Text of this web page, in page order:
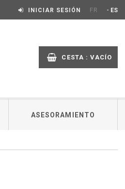
INICIAR SESIÓN FR - ES
CESTA : VACÍO
ASESORAMIENTO